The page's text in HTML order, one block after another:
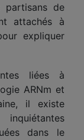
de
attachés à
expliquer
liées à
ARNm et
il existe
dans le